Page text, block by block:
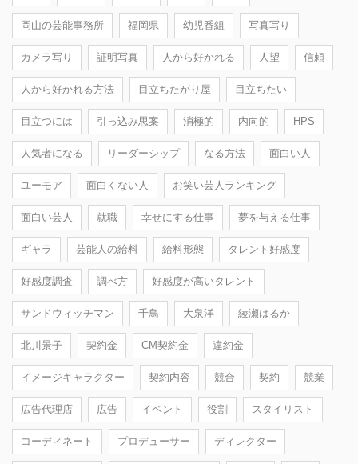
岡山の芸能事務所 福岡県 幼児番組 写真写り
カメラ写り 証明写真 人から好かれる 人望 信頼
人から好かれる方法 目立ちたがり屋 目立ちたい
目立つには 引っ込み思案 消極的 内向的 HPS
人気者になる リーダーシップ なる方法 面白い人
ユーモア 面白くない人 お笑い芸人ランキング
面白い芸人 就職 幸せにする仕事 夢を与える仕事
ギャラ 芸能人の給料 給料形態 タレント好感度
好感度調査 調べ方 好感度が高いタレント
サンドウィッチマン 千鳥 大泉洋 綾瀬はるか
北川景子 契約金 CM契約金 違約金
イメージキャラクター 契約内容 競合 契約 競業
広告代理店 広告 イベント 役割 スタイリスト
コーディネート プロデューサー ディレクター